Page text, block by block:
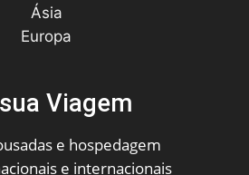
Ásia
Europa
Viagem
e hospedagem
e internacionais